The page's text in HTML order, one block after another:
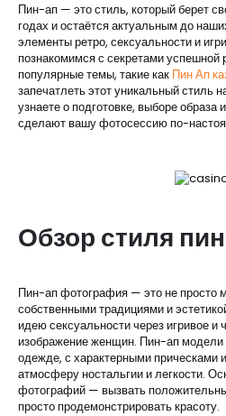
Пин-ап — это стиль, который берет
годах и остаётся актуальным до
элементы ретро, сексуальности и
познакомимся с секретами
популярные темы, такие как Пин Ап
запечатлеть этот уникальный стиль
узнаете о подготовке, выборе
сделают вашу фотосессию по-
Обзор стиля
Пин-ап фотография — это не просто
собственными традициями и
идею сексуальности через игривое и
изображение женщин. Пин-ап модели
одежде, с характерными прическами
атмосферу ностальгии и легкости.
фотографий — вызвать
просто продемонстрировать красоту.